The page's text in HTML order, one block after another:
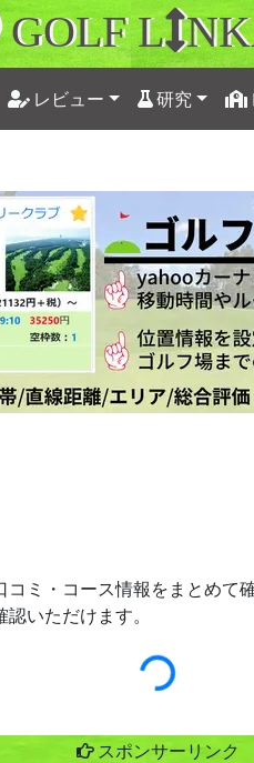
GOLF L
レビュー 研究
ミ・コース情報をまとめ
いただけます。
スポンサーリンク